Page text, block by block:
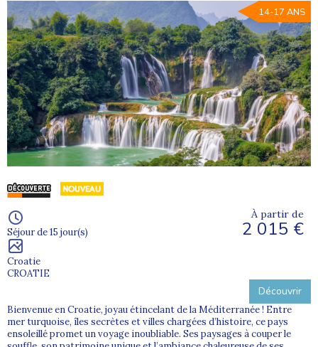
14-17 ANS
Séjour de 15 jour(s)
Croatie
CROATIE
À partir de
2 015 €
Découvrir
Bienvenue en Croatie, joyau étincelant de la Méditerranée ! Entre
mer turquoise, îles secrètes et villes chargées d’histoire, ce pays
ensoleillé promet un voyage inoubliable. Ses paysages à couper le